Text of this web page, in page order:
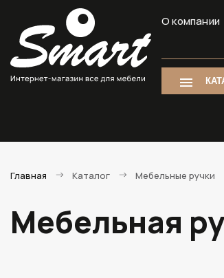
О компании
Главная Каталог Мебельные ручки
Мебельная